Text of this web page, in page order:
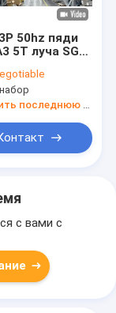
50hz пяди
5T луча SGS
Получить последнюю цену
с вами с